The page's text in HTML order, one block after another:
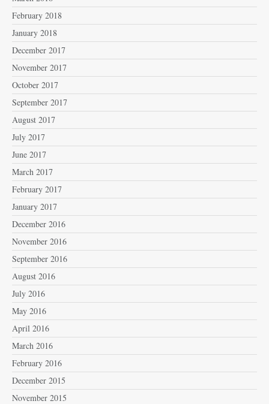
February 2018
January 2018
December 2017
November 2017
October 2017
September 2017
August 2017
July 2017
June 2017
March 2017
February 2017
January 2017
December 2016
November 2016
September 2016
August 2016
July 2016
May 2016
April 2016
March 2016
February 2016
December 2015
November 2015